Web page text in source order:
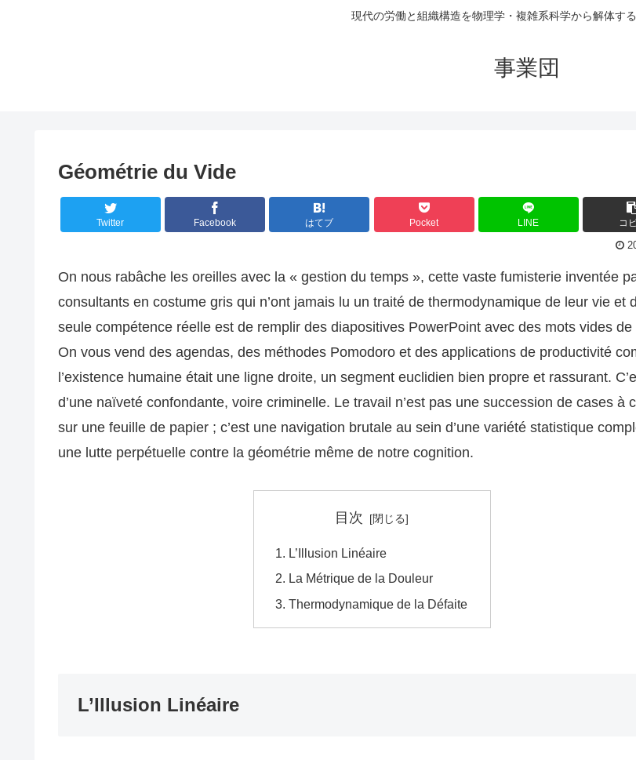
現代の労働と組織構造を物理学・複雑系科学から解体す
事業団
Géométrie du Vide
Twitter Facebook はてブ Pocket LINE コ
On nous rabâche les oreilles avec la « gestion du temps », cette vaste fumisterie inventée
consultants en costume gris qui n’ont jamais lu un traité de thermodynamique de leur vie et
seule compétence réelle est de remplir des diapositives PowerPoint avec des mots vides de
On vous vend des agendas, des méthodes Pomodoro et des applications de productivité
l’existence humaine était une ligne droite, un segment euclidien bien propre et rassurant.
d’une naïveté confondante, voire criminelle. Le travail n’est pas une succession de cases à
sur une feuille de papier ; c’est une navigation brutale au sein d’une variété statistique
une lutte perpétuelle contre la géométrie même de notre cognition.
目次
L’Illusion Linéaire
La Métrique de la Douleur
Thermodynamique de la Défaite
L’Illusion Linéaire